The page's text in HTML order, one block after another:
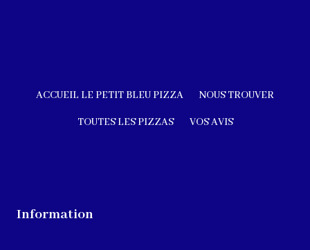
ACCUEIL LE PETIT BLEU PIZZA NOUS TROUVER
TOUTES LES PIZZAS VOS AVIS
Information